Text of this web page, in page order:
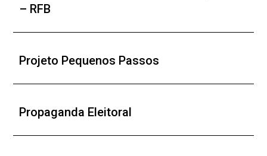
– RFB
Projeto Pequenos Passos
Propaganda Eleitoral